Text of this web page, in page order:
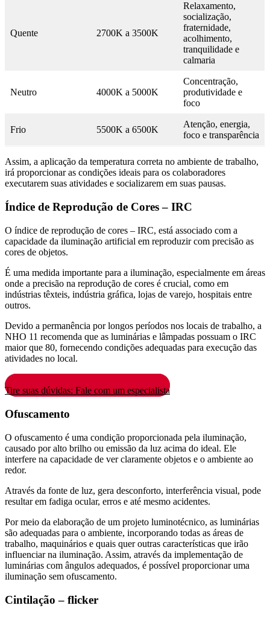
Quente 2700K a 3500K
Relaxamento,
socialização,
fraternidade,
acolhimento,
tranquilidade e
calmaria
Neutro 4000K a 5000K
Concentração,
produtividade e
foco
Frio 5500K a 6500K
Atenção, energia,
foco e transparência
Assim, a aplicação da temperatura correta no ambiente de trabalho,
irá proporcionar as condições ideais para os colaboradores
executarem suas atividades e socializarem em suas pausas.
Índice de Reprodução de Cores – IRC
O índice de reprodução de cores – IRC, está associado com a
capacidade da iluminação artificial em reproduzir com precisão as
cores de objetos.
É uma medida importante para a iluminação, especialmente em áreas
onde a precisão na reprodução de cores é crucial, como em
indústrias têxteis, indústria gráfica, lojas de varejo, hospitais entre
outros.
Devido a permanência por longos períodos nos locais de trabalho, a
NHO 11 recomenda que as luminárias e lâmpadas possuam o IRC
maior que 80, fornecendo condições adequadas para execução das
atividades no local.
Tire suas dúvidas: Fale com um especialista
Ofuscamento
O ofuscamento é uma condição proporcionada pela iluminação,
causado por alto brilho ou emissão da luz acima do ideal. Ele
interfere na capacidade de ver claramente objetos e o ambiente ao
redor.
Através da fonte de luz, gera desconforto, interferência visual, pode
resultar em fadiga ocular, erros e até mesmo acidentes.
Por meio da elaboração de um projeto luminotécnico, as luminárias
são adequadas para o ambiente, incorporando todas as áreas de
trabalho, maquinários e quais quer outras características que irão
influenciar na iluminação. Assim, através da implementação de
luminárias com ângulos adequados, é possível proporcionar uma
iluminação sem ofuscamento.
Cintilação – flicker